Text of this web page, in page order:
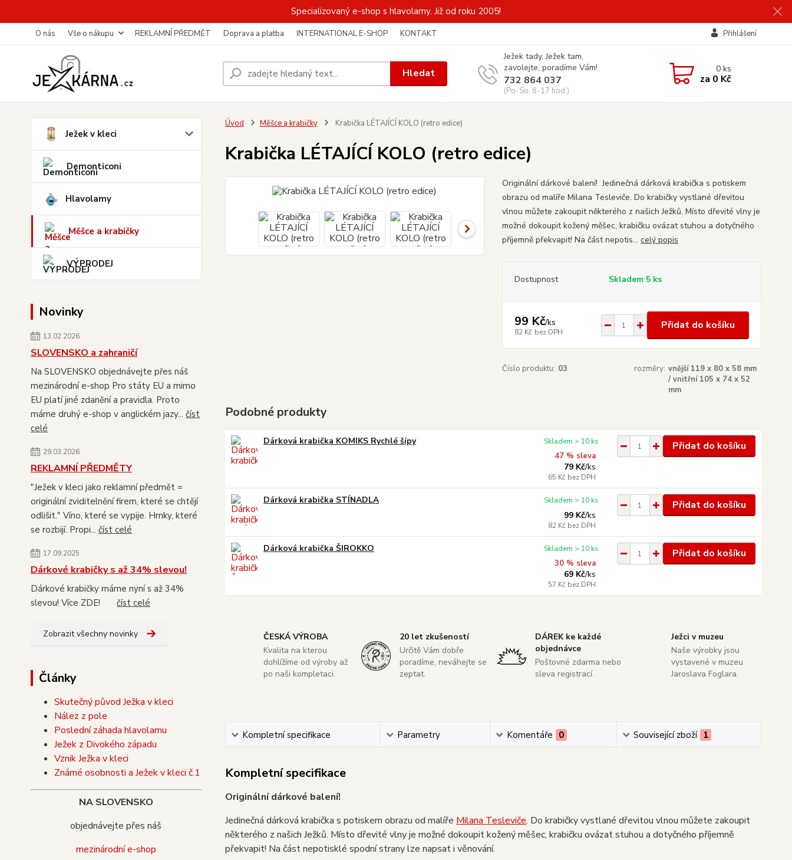
Specializovaný e-shop s hlavolamy. Již od roku 2005!
O nás Vše o nákupu REKLAMNÍ PŘEDMĚT Doprava a platba INTERNATIONAL E-SHOP KONTAKT Přihlášení
Hledat
Ježek tady, Ježek tam,
zavolejte, poradíme Vám!
732 864 037
(Po-So, 8-17 hod.)
0ks
za 0 Kč
Ježek v kleci
Demonticoni
Hlavolamy
Měšce a krabičky
VÝPRODEJ
Novinky
13.02.2026
SLOVENSKO a zahraničí
Na SLOVENSKO objednávejte přes náš
mezinárodní e-shop Pro státy EU a mimo
EU platí jiné zdanění a pravidla. Proto
máme druhý e-shop v anglickém jazy... číst
celé
29.03.2026
REKLAMNÍ PŘEDMĚTY
"Ježek v kleci jako reklamní předmět =
originální zviditelnění firem, které se chtějí
odlišit." Víno, které se vypije. Hrnky, které
se rozbijí. Propi... číst celé
17.09.2025
Dárkové krabičky s až 34% slevou!
Dárkové krabičky máme nyní s až 34%
slevou! Více ZDE! číst celé
Zobrazit všechny novinky
Články
Skutečný původ Ježka v kleci
Nález z pole
Poslední záhada hlavolamu
Ježek z Divokého západu
Vznik Ježka v kleci
Známé osobnosti a Ježek v kleci č.1
NA SLOVENSKO
objednávejte přes náš
mezinárodní e-shop
Úvod Měšce a krabičky Krabička LÉTAJÍCÍ KOLO (retro edice)
Krabička LÉTAJÍCÍ KOLO (retro edice)
Originální dárkové balení! Jedinečná dárková krabička s potiskem
obrazu od malíře Milana Tesleviče. Do krabičky vystlané dřevitou
vlnou můžete zakoupit některého z našich Ježků. Místo dřevité vlny je
možné dokoupit kožený měšec, krabičku ovázat stuhou a dotyčného
příjemně překvapit! Na část nepotis... celý popis
Dostupnost Skladem 5 ks
99 Kč/ks
82 Kč bez DPH
Přidat do košíku
Číslo produktu: 03 rozměry: vnější 119 x 80 x 58 mm
/ vnitřní 105 x 74 x 52
mm
Podobné produkty
Dárková krabička KOMIKS Rychlé šípy
47 % sleva
79 Kč/ks
65 Kč bez DPH
Skladem > 10 ks Přidat do košíku
Dárková krabička STÍNADLA
99 Kč/ks
82 Kč bez DPH
Skladem > 10 ks Přidat do košíku
Dárková krabička ŠIROKKO
30 % sleva
69 Kč/ks
57 Kč bez DPH
Skladem > 10 ks Přidat do košíku
ČESKÁ VÝROBA
Kvalita na kterou
dohlížíme od výroby až
po naši kompletaci.
20 let zkušeností
Určitě Vám dobře
poradíme, neváhejte se
zeptat.
DÁREK ke každé
objednávce
Poštovné zdarma nebo
sleva registrací.
Ježci v muzeu
Naše výrobky jsou
vystavené v muzeu
Jaroslava Foglara.
Kompletní specifikace Parametry Komentáře 0 Související zboží 1
Kompletní specifikace
Originální dárkové balení!
Jedinečná dárková krabička s potiskem obrazu od malíře Milana Tesleviče. Do krabičky vystlané dřevitou vlnou můžete zakoupit
některého z našich Ježků. Místo dřevité vlny je možné dokoupit kožený měšec, krabičku ovázat stuhou a dotyčného příjemně
překvapit! Na část nepotisklé spodní strany lze napsat i věnování.